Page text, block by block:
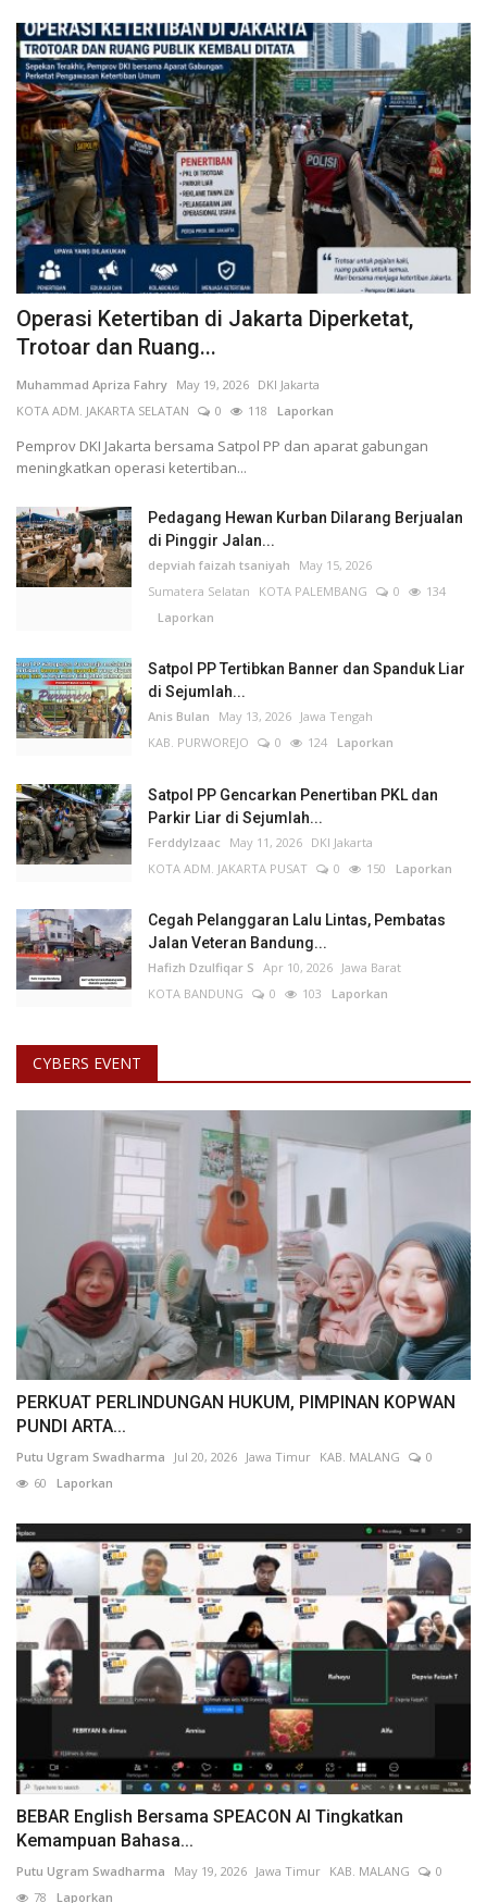
Operasi Ketertiban di Jakarta Diperketat,
Trotoar dan Ruang...
Muhammad Apriza Fahry May 19, 2026 DKI Jakarta
KOTA ADM. JAKARTA SELATAN
0 118 Laporkan
Pemprov DKI Jakarta bersama Satpol PP dan aparat gabungan
meningkatkan operasi ketertiban...
Pedagang Hewan Kurban Dilarang Berjualan
di Pinggir Jalan...
depviah faizah tsaniyah
May 15, 2026
Sumatera Selatan
KOTA PALEMBANG 0
134
Laporkan
Satpol PP Tertibkan Banner dan Spanduk Liar
di Sejumlah...
Anis Bulan May 13, 2026 Jawa Tengah
KAB. PURWOREJO
0 124 Laporkan
Satpol PP Gencarkan Penertiban PKL dan
Parkir Liar di Sejumlah...
FerddyIzaac May 11, 2026 DKI Jakarta
KOTA ADM. JAKARTA PUSAT
0 150 Laporkan
Cegah Pelanggaran Lalu Lintas, Pembatas
Jalan Veteran Bandung...
Hafizh Dzulfiqar S Apr 10, 2026 Jawa Barat
KOTA BANDUNG
0 103 Laporkan
CYBERS EVENT
PERKUAT PERLINDUNGAN HUKUM, PIMPINAN KOPWAN
PUNDI ARTA...
Putu Ugram Swadharma Jul 20, 2026 Jawa Timur KAB. MALANG
0
60 Laporkan
BEBAR English Bersama SPEACON AI Tingkatkan
Kemampuan Bahasa...
Putu Ugram Swadharma May 19, 2026 Jawa Timur KAB. MALANG
0
78 Laporkan